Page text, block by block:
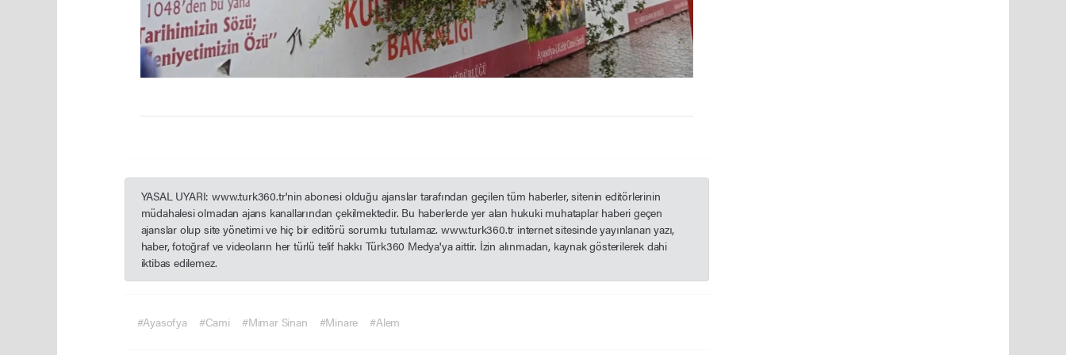
YASAL UYARI: www.turk360.tr'nin abonesi olduğu ajanslar tarafından geçilen tüm haberler, sitenin editörlerinin
müdahalesi olmadan ajans kanallarından çekilmektedir. Bu haberlerde yer alan hukuki muhataplar haberi geçen
ajanslar olup site yönetimi ve hiç bir editörü sorumlu tutulamaz. www.turk360.tr internet sitesinde yayınlanan yazı,
haber, fotoğraf ve videoların her türlü telif hakkı Türk360 Medya'ya aittir. İzin alınmadan, kaynak gösterilerek dahi
iktibas edilemez.
#Ayasofya #Cami #Mimar Sinan #Minare #Alem